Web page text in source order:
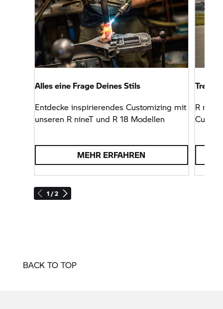
1 / 2
Alles eine Frage Deines Stils
Entdecke inspirierendes Customizing mit
unseren R nineT und R 18 Modellen
MEHR ERFAHREN
R
BACK TO TOP